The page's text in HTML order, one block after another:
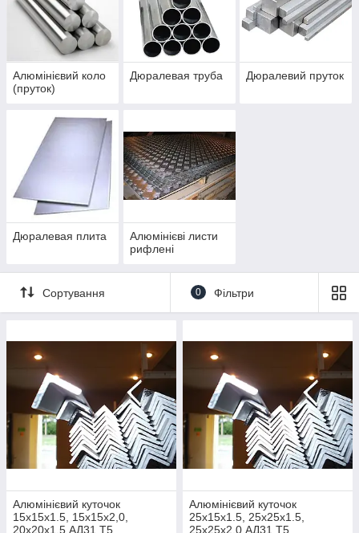
Алюмінієвий коло
(пруток)
Дюралевая труба Дюралевий пруток
Дюралевая плита
Алюмінієві листи
рифлені
Сортування 0 Фільтри
Алюмінієвий куточок
15x15x1.5, 15x15x2,0,
20x20x1.5 АД31 Т5
Алюмінієвий куточок
25x15x1.5, 25x25x1.5,
25x25x2.0 АД31 Т5